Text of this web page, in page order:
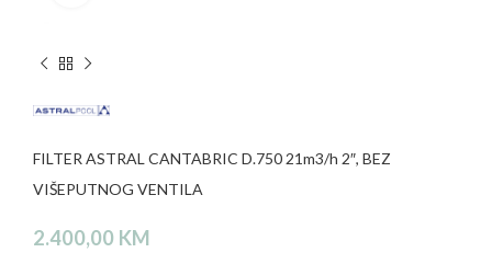
FILTER ASTRAL CANTABRIC D.750 21m3/h 2″, BEZ
VIŠEPUTNOG VENTILA
2.400,00 KM